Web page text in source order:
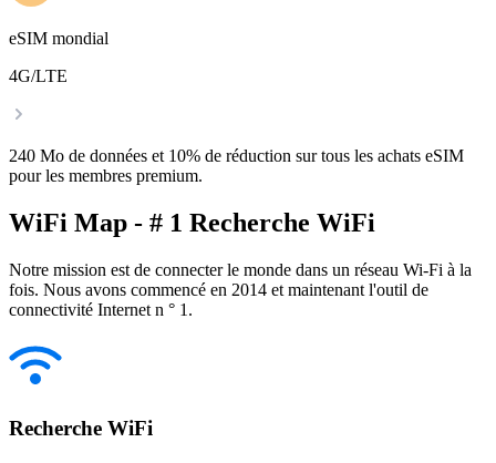
eSIM mondial
4G/LTE
240 Mo de données et 10% de réduction sur tous les achats eSIM
pour les membres premium.
WiFi Map - # 1 Recherche WiFi
Notre mission est de connecter le monde dans un réseau Wi-Fi à la
fois. Nous avons commencé en 2014 et maintenant l'outil de
connectivité Internet n ° 1.
Recherche WiFi